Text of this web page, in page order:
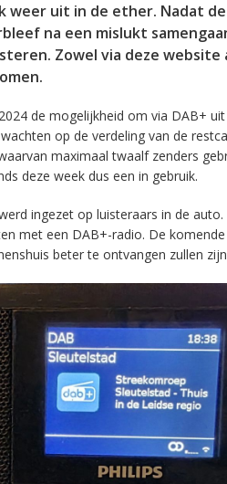
weer uit in de ether. Nadat
na een mislukt
Zowel via deze website
de mogelijkheid om via DAB+
op de verdeling van de
maximaal twaalf zenders
deze week dus een in gebruik.
ingezet op luisteraars in de
met een DAB+-radio. De
beter te ontvangen zullen